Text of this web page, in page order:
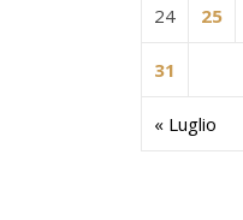
« Luglio
24 25
31